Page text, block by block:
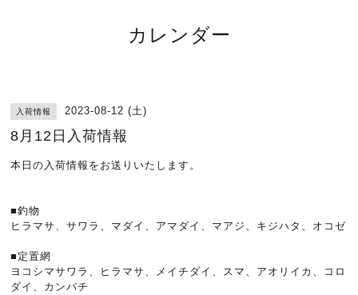
カレンダー
入荷情報 2023-08-12 (土)
8月12日入荷情報
本日の入荷情報をお送りいたします。
■釣物
ヒラマサ、サワラ、マダイ、アマダイ、マアジ、キジハタ、オコゼ
■定置網
ヨコシマサワラ、ヒラマサ、メイチダイ、スマ、アオリイカ、コロ
ダイ、カンパチ